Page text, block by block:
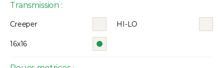
Transmission :
Creeper HI-LO
16x16